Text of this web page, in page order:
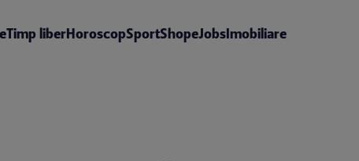
Timp liberHoroscopSportShopeJobsImobiliare